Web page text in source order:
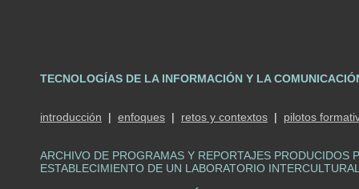
TECNOLOGÍAS DE LA INFORMACIÓN Y LA
introducción | enfoques | retos y contextos | pilotos
ARCHIVO DE PROGRAMAS Y REPORTAJES PRODUCIDOS
ESTABLECIMIENTO DE UN LABORATORIO